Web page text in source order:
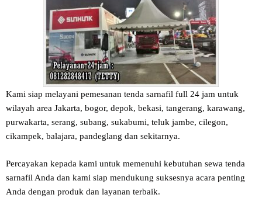
Kami siap melayani pemesanan tenda sarnafil full 24 jam untuk
wilayah area Jakarta, bogor, depok, bekasi, tangerang, karawang,
purwakarta, serang, subang, sukabumi, teluk jambe, cilegon,
cikampek, balajara, pandeglang dan sekitarnya.
Percayakan kepada kami untuk memenuhi kebutuhan sewa tenda
sarnafil Anda dan kami siap mendukung suksesnya acara penting
Anda dengan produk dan layanan terbaik.